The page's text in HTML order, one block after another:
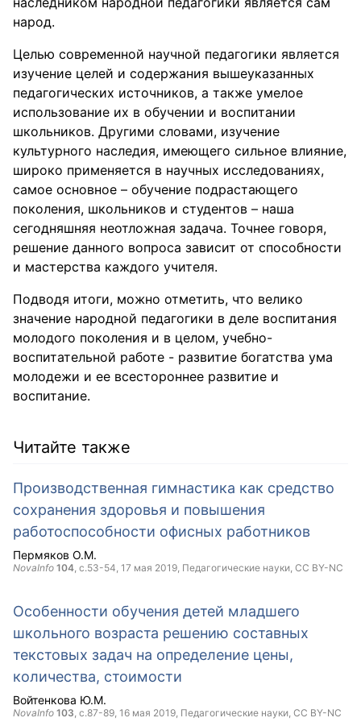
народ.
Целью современной научной педагогики является
изучение целей и содержания вышеуказанных
педагогических источников, а также умелое
использование их в обучении и воспитании
школьников. Другими словами, изучение
культурного наследия, имеющего сильное влияние,
широко применяется в научных исследованиях,
самое основное – обучение подрастающего
поколения, школьников и студентов – наша
сегодняшняя неотложная задача. Точнее говоря,
решение данного вопроса зависит от способности
и мастерства каждого учителя.
Подводя итоги, можно отметить, что велико
значение народной педагогики в деле воспитания
молодого поколения и в целом, учебно-
воспитательной работе - развитие богатства ума
молодежи и ее всестороннее развитие и
воспитание.
Читайте также
Производственная гимнастика как средство
сохранения здоровья и повышения
работоспособности офисных работников
Пермяков О.М.
NovaInfo 104, с.53-54, 17 мая 2019, Педагогические науки, CC BY-NC
Особенности обучения детей младшего
школьного возраста решению составных
текстовых задач на определение цены,
количества, стоимости
Войтенкова Ю.М.
NovaInfo 103, с.87-89, 16 мая 2019, Педагогические науки, CC BY-NC